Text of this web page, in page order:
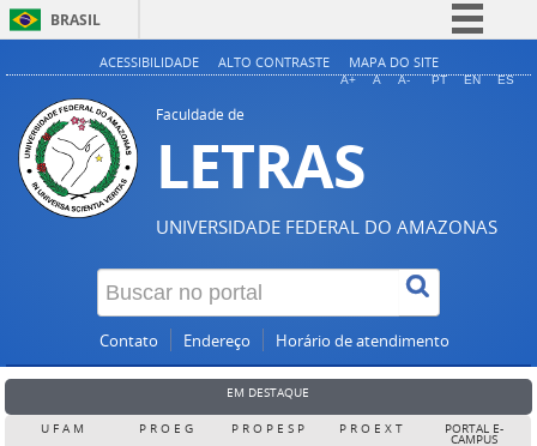
BRASIL
Simplifique!
Acesso à informação
ACESSIBILIDADE ALTO CONTRASTE MAPA DO SITE
A+ A A- PT EN ES
Faculdade de
LETRAS
UNIVERSIDADE FEDERAL DO AMAZONAS
Contato Endereço Horário de atendimento
EM DESTAQUE
U F A M P R O E G P R O P E S P P R O E X T PORTAL E-
CAMPUS